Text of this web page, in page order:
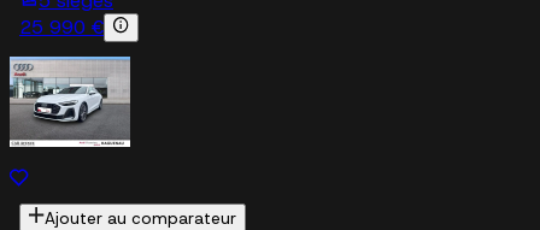
25 990 €
Ajouter au comparateur